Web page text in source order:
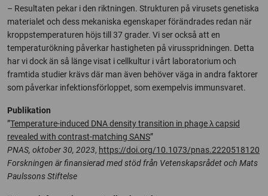
– Resultaten pekar i den riktningen. Strukturen på virusets genetiska
materialet och dess mekaniska egenskaper förändrades redan när
kroppstemperaturen höjs till 37 grader. Vi ser också att en
temperaturökning påverkar hastigheten på virusspridningen. Detta
har vi dock än så länge visat i cellkultur i vårt laboratorium och
framtida studier krävs där man även behöver väga in andra faktorer
som påverkar infektionsförloppet, som exempelvis immunsvaret.
Publikation
”Temperature-induced DNA density transition in phage λ capsid
revealed with contrast-matching SANS”
PNAS, oktober 30, 2023, https://doi.org/10.1073/pnas.2220518120
Forskningen är finansierad med stöd från Vetenskapsrådet och Mats
Paulssons Stiftelse